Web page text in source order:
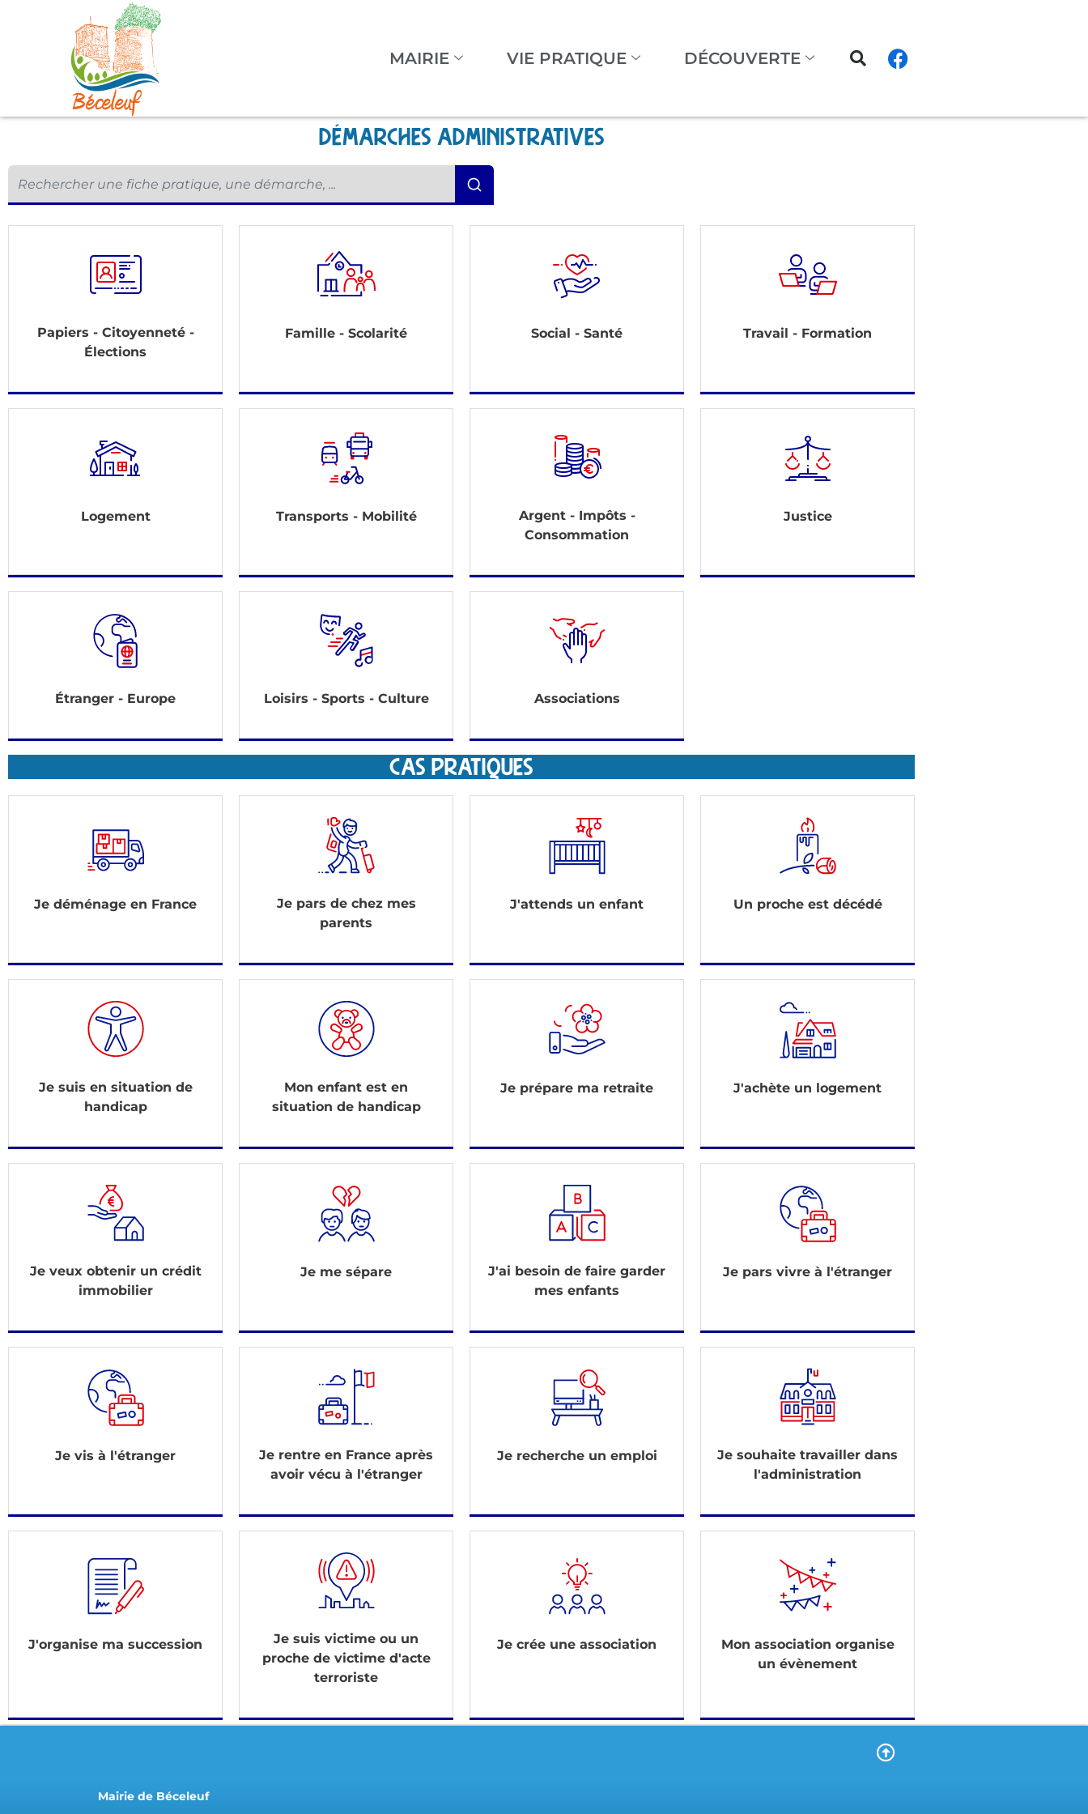
MAIRIE VIE PRATIQUE DÉCOUVERTE
démarches administratives
Papiers - Citoyenneté -
Élections
Famille - Scolarité Social - Santé Travail - Formation
Logement Transports - Mobilité
Argent - Impôts -
Consommation
Justice
Étranger - Europe Loisirs - Sports - Culture Associations
CAS PRATIQUES
Je déménage en France
Je pars de chez mes
parents
J'attends un enfant Un proche est décédé
Je suis en situation de
handicap
Mon enfant est en
situation de handicap
Je prépare ma retraite J'achète un logement
Je veux obtenir un crédit
immobilier
Je me sépare
J'ai besoin de faire garder
mes enfants
Je pars vivre à l'étranger
Je vis à l'étranger
Je rentre en France après
avoir vécu à l'étranger
Je recherche un emploi
Je souhaite travailler dans
l'administration
J'organise ma succession
Je suis victime ou un
proche de victime d'acte
terroriste
Je crée une association
Mon association organise
un évènement
Mairie de Béceleuf